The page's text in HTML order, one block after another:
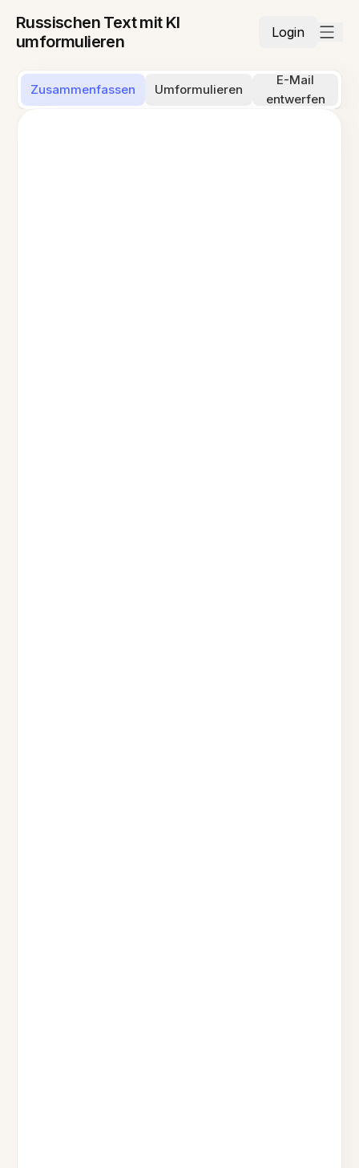
Russischen Text mit KI
umformulieren
Login
Zusammenfassen Umformulieren
E-Mail
entwerfen